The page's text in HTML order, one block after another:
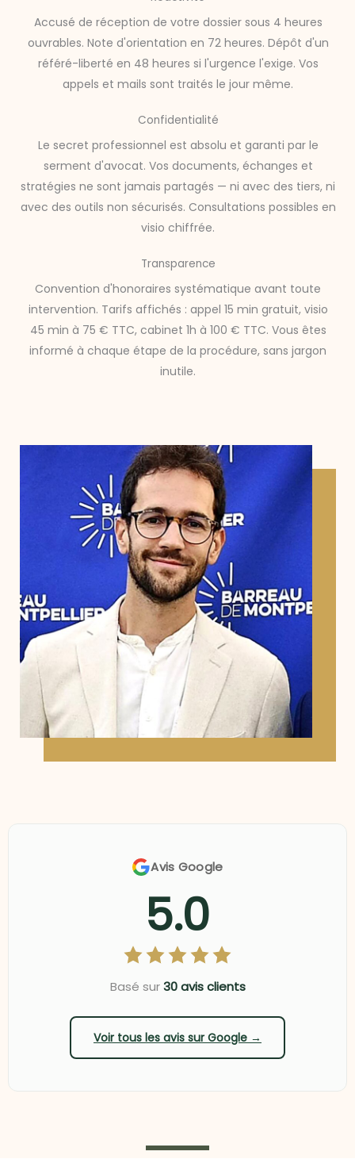
Accusé de réception de votre dossier sous 4 heures
ouvrables. Note d'orientation en 72 heures. Dépôt d'un
référé-liberté en 48 heures si l'urgence l'exige. Vos
appels et mails sont traités le jour même.
Confidentialité
Le secret professionnel est absolu et garanti par le
serment d'avocat. Vos documents, échanges et
stratégies ne sont jamais partagés — ni avec des tiers, ni
avec des outils non sécurisés. Consultations possibles en
visio chiffrée.
Transparence
Convention d'honoraires systématique avant toute
intervention. Tarifs affichés : appel 15 min gratuit, visio
45 min à 75 € TTC, cabinet 1h à 100 € TTC. Vous êtes
informé à chaque étape de la procédure, sans jargon
inutile.
Avis Google
5.0
Basé sur30 avis clients
Voir tous les avis sur Google →